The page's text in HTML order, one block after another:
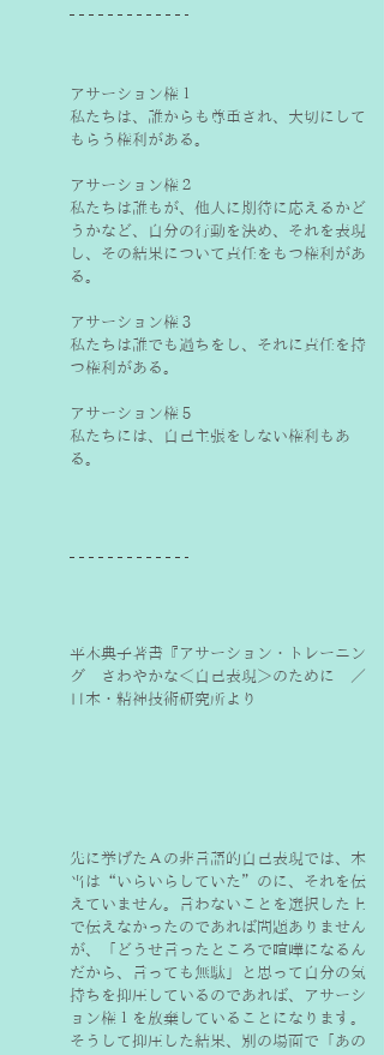
アサーション権１
私たちは、誰からも尊重され、大切にして
もらう権利がある。
アサーション権２
私たちは誰もが、他人に期待に応えるかど
うかなど、自分の行動を決め、それを表現
し、その結果について責任をもつ権利があ
る。
アサーション権３
私たちは誰でも過ちをし、それに責任を持
つ権利がある。
アサーション権５
私たちには、自己主張をしない権利もあ
る。
平木典子著書『アサーション・トレーニン
グ　さわやかな＜自己表現＞のために　／
日本・精神技術研究所より
先に挙げたＡの非言語的自己表現では、本
当は“いらいらしていた”のに、それを伝
えていません。言わないことを選択した上
で伝えなかったのであれば問題ありません
が、「どうせ言ったところで喧嘩になるん
だから、言っても無駄」と思って自分の気
持ちを抑圧しているのであれば、アサーシ
ョン権１を放棄していることになります。
そうして抑圧した結果、別の場面で「あの